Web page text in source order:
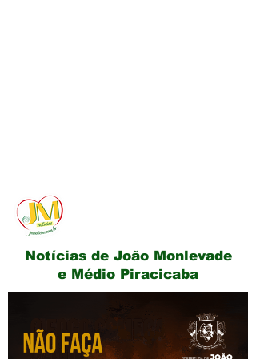
Notícias de João Monlevade
e Médio Piracicaba